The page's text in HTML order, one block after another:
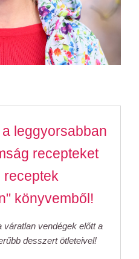
leggyorsabban
recepteket
receptek
könyvemből!
vendégek előtt a
desszert ötleteivel!